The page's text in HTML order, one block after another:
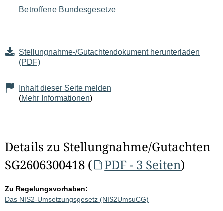
Betroffene Bundesgesetze
Stellungnahme-/Gutachtendokument herunterladen
(PDF)
Inhalt dieser Seite melden
(Mehr Informationen)
Details zu Stellungnahme/Gutachten
SG2606300418 (
PDF - 3 Seiten)
Zu Regelungsvorhaben:
Das NIS2-Umsetzungsgesetz (NIS2UmsuCG)